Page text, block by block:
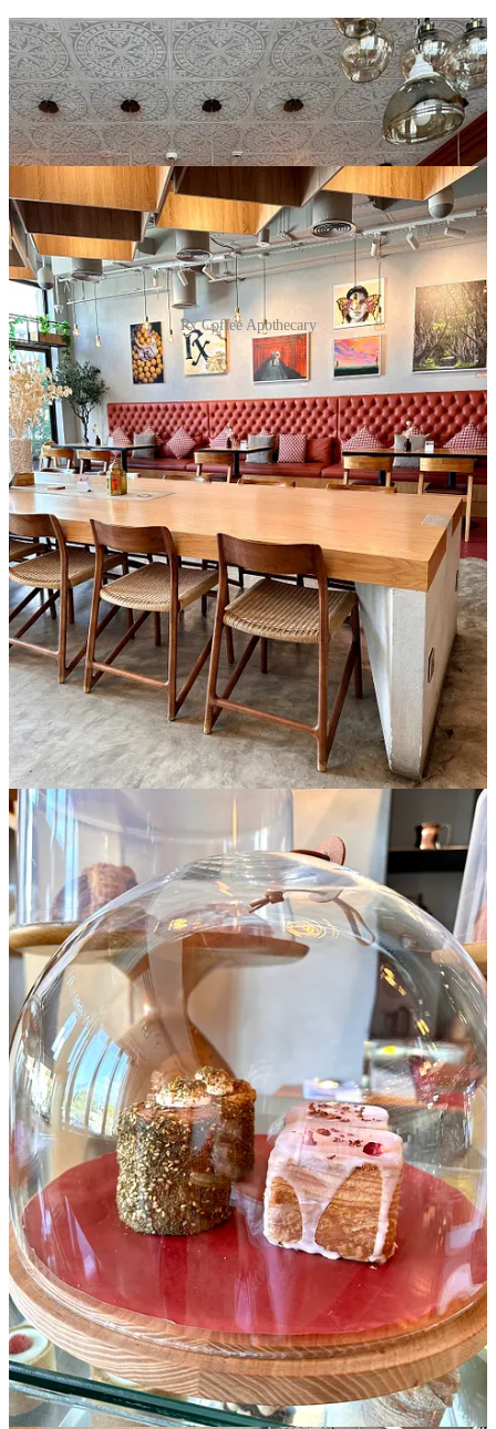
Rx Coffee Apothecary
📎 Locuri de pus pe lista celor în care trebuie să
ajungi
✳️Olivo Coffee Culture (Cluj Napoca)
📍Str. Octavian Petrovici, nr. 7, Cluj-Napoca
✳️AYO Cafe Boutique(București)
📍Bulevardul Regina Elisabeta, nr. 59, București
✳️Ruya(Cluj-Napoca)
📍Str. Napoca, nr. 2, Cluj-Napoca
✳️ Boteca13(București)
📍Str. Boteanu, nr. 3, București
✳️C22 Cafeteria(București)
📍Str. Ion Câmpineanu, nr. 22, București
✳️NOD Prăjitoria de cafea
📍
Str. Movilei, nr. 2, Sibiu
🫶 Fă și tu parte din echipă
Ai un coffee shop, ai deschis unul nou, lucrezi în domeniul cafelei,
ești om de comunicare, blogger, jurnalist sau pur și simplu îți place
să bei o cafea bună și ai o informație pe care vrei să o includem în
newsletter, atuncitrimite-ne un mail
. Și ne-ar ajuta mult, mult și un
share dacă ți-a plăcut ce ai găsit aici. 😍❤️🙏
Share Coffeelicious: the weekly brew
➡️ Indiferent dacă ai nevoie decapsule cu cafeasau decafea de
specialitate
, peCOFFEElicious.ro sigur găsești o cafea pe gustul
tău! ☕
4
1
Share
Previous
Next